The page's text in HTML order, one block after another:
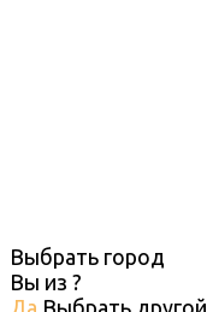
Выбрать город
Вы из ?